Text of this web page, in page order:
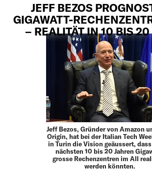
JEFF BEZOS
GIGAWATT-
– REALITÄT IN 10 BIS 20
Jeff Bezos, Gründer von Amazon
Origin, hat bei der Italian Tech
in Turin die Vision geäussert,
nächsten 10 bis 20 Jahren
grosse Rechenzentren im All
werden könnten.